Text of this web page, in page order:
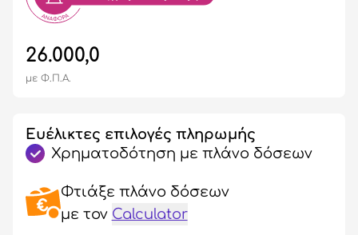
26.000,0
με Φ.Π.Α.
Ευέλικτες επιλογές πληρωμής
Χρηματοδότηση με πλάνο δόσεων
Φτιάξε πλάνο δόσεων
με τον Calculator